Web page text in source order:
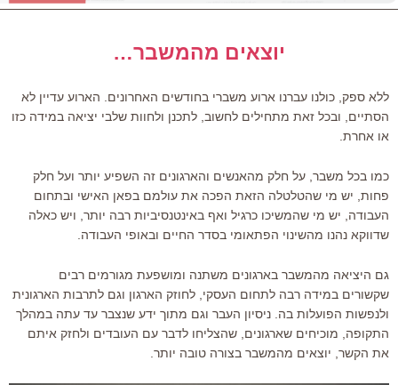
יוצאים מהמשבר…
ללא ספק, כולנו עברנו ארוע משברי בחודשים האחרונים. הארוע עדיין לא
הסתיים, ובכל זאת מתחילים לחשוב, לתכנן ולחוות שלבי יציאה במידה כזו
או אחרת.
כמו בכל משבר, על חלק מהאנשים והארגונים זה השפיע יותר ועל חלק
פחות, יש מי שהטלטלה הזאת הפכה את עולמם בפאן האישי ובתחום
העבודה, יש מי שהמשיכו כרגיל ואף באינטנסיביות רבה יותר, ויש כאלה
שדווקא נהנו מהשינוי הפתאומי בסדר החיים ובאופי העבודה.
גם היציאה מהמשבר בארגונים משתנה ומושפעת מגורמים רבים
שקשורים במידה רבה לתחום העסקי, לחוזק הארגון וגם לתרבות הארגונית
ולנפשות הפועלות בה. ניסיון העבר וגם מתוך ידע שנצבר עד עתה במהלך
התקופה, מוכיחים שארגונים, שהצליחו לדבר עם העובדים ולחזק איתם
את הקשר, יוצאים מהמשבר בצורה טובה יותר.